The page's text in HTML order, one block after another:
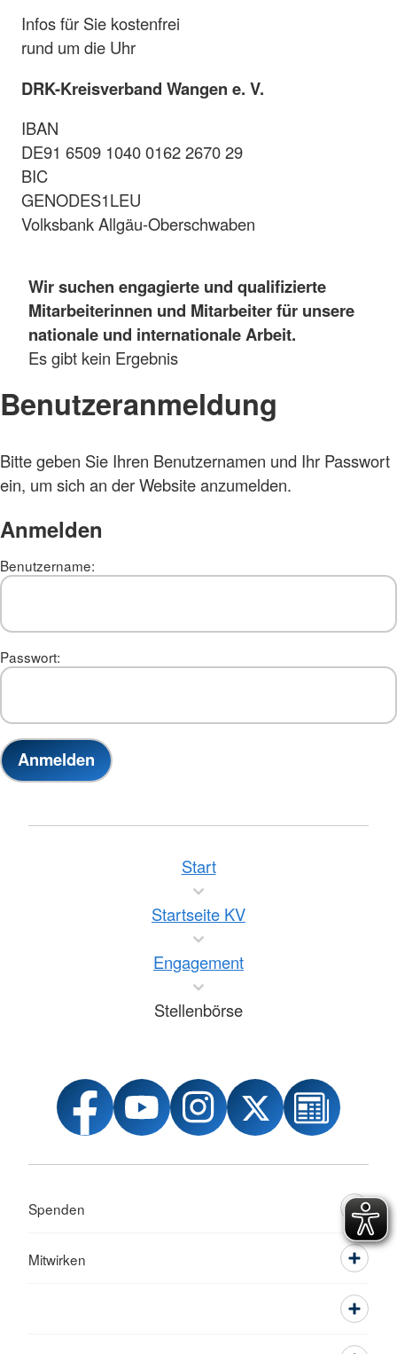
Infos für Sie kostenfrei
rund um die Uhr
DRK-Kreisverband Wangen e. V.
IBAN
DE91 6509 1040 0162 2670 29
BIC
GENODES1LEU
Volksbank Allgäu-Oberschwaben
Wir suchen engagierte und qualifizierte
Mitarbeiterinnen und Mitarbeiter für unsere
nationale und internationale Arbeit.
Es gibt kein Ergebnis
Benutzeranmeldung
Bitte geben Sie Ihren Benutzernamen und Ihr Passwort
ein, um sich an der Website anzumelden.
Anmelden
Benutzername:
Passwort:
Start
Startseite KV
Engagement
Stellenbörse
Spenden
Mitwirken